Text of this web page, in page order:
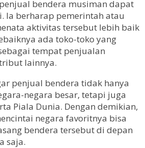
bendera musiman dapat
Ia berharap pemerintah atau
aktivitas tersebut lebih baik
ada toko-toko yang
tempat penjualan
lainnya.
penjual bendera tidak hanya
negara besar, tetapi juga
Piala Dunia. Dengan demikian,
negara favoritnya bisa
bendera tersebut di depan
saja.